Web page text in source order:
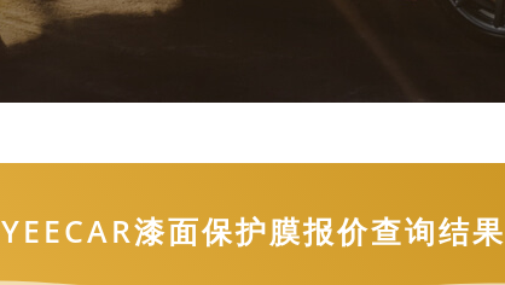
YEECAR漆面保护膜报价查询结果